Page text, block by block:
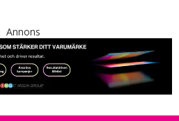
Annons